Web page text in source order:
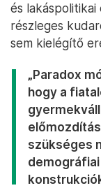
és
részleges
sem kielégítő
„Paradox
hogy a
szükséges